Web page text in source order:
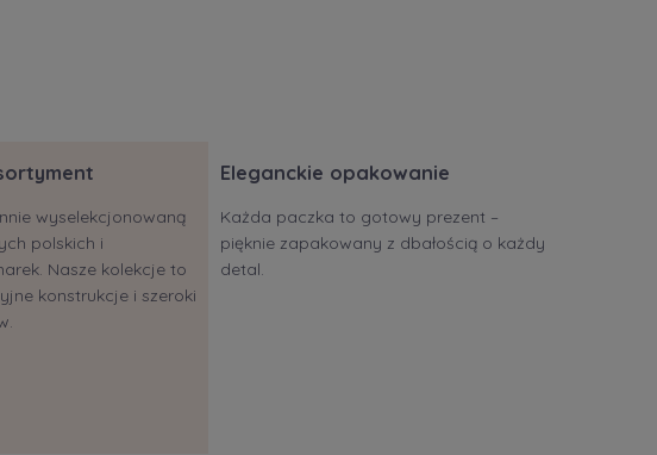
wyselekcjonowaną
polskich i
Nasze kolekcje to
konstrukcje i szeroki
Eleganckie opakowanie
Każda paczka to gotowy prezent –
pięknie zapakowany z dbałością o każdy
detal.